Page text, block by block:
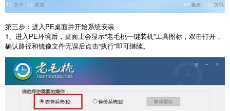
第三步：进入PE桌面并开始系统安装
1、进入PE环境后，桌面上会显示“老毛桃一键装机”工具图标，双击打开，
确认路径和镜像文件无误后点击“执行”即可继续。